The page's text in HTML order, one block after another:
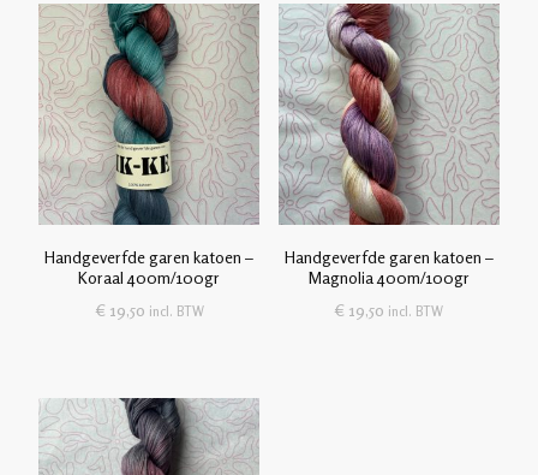
Handgeverfde garen katoen –
Koraal 400m/100gr
€ 19,50 incl. BTW
Handgeverfde garen katoen –
Magnolia 400m/100gr
€ 19,50 incl. BTW